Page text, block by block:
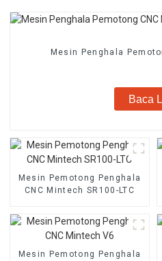
Mesin Penghala
Baca
Mesin Pemotong Penghala
CNC Mintech SR100-LTC
Mesin Pemotong Penghala